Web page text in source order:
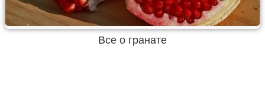
Все о гранате